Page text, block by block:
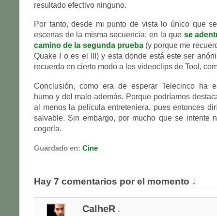
resultado efectivo ninguno.
Por tanto, desde mi punto de vista lo único que
escenas de la misma secuencia: en la que se
camino de la segunda prueba(y porque me
Quake I o es el III) y esta donde está este ser
recuerda en cierto modo a los videoclips de Tool,
Conclusión, como era de esperar Telecinco ha
humo y del malo además. Porque podríamos
al menos la película entreteniera, pues entonces
salvable. Sin embargo, por mucho que se intente
cogerla.
Guardado en: Cine
Hay 7 comentarios por el momento ↓
CalheR ↓